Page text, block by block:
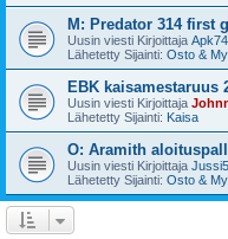
M: Predator 314 first
Uusin viesti Kirjoittaja Apk74
Lähetetty Sijainti: Osto &
EBK kaisamestaruus
Uusin viesti Kirjoittaja
Lähetetty Sijainti: Kaisa
O: Aramith
Uusin viesti Kirjoittaja
Lähetetty Sijainti: Osto &